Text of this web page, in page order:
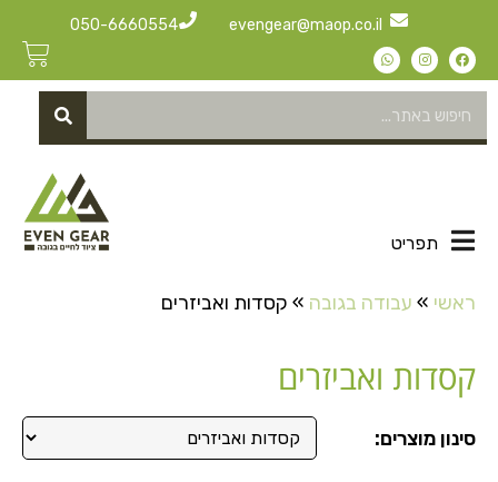
evengear@maop.co.il
050-6660554
תפריט
ראשי » עבודה בגובה » קסדות ואביזרים
קסדות ואביזרים
סינון מוצרים: